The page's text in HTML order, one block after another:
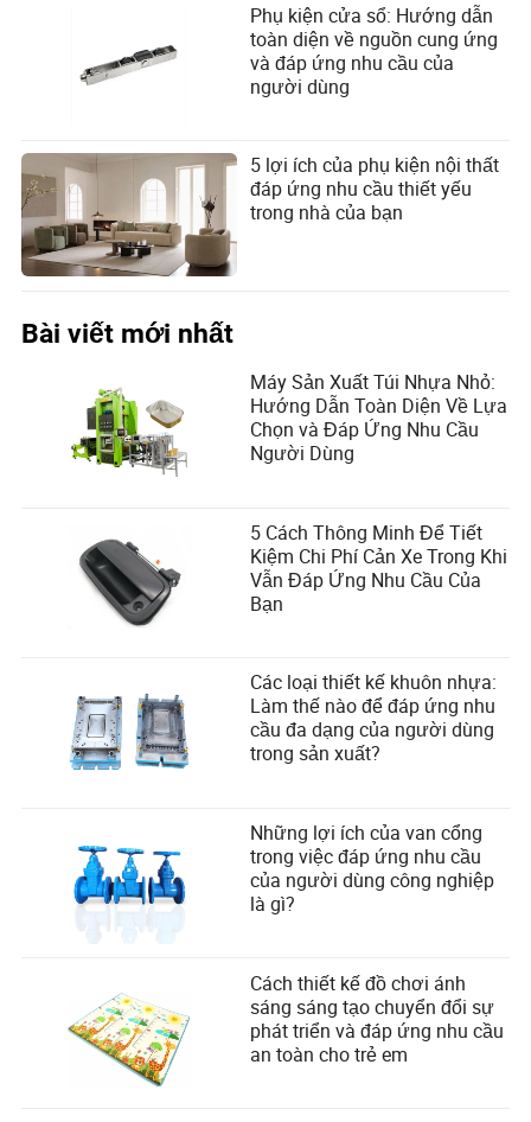
Phụ kiện cửa sổ: Hướng dẫn
toàn diện về nguồn cung ứng
và đáp ứng nhu cầu của
người dùng
5 lợi ích của phụ kiện nội thất
đáp ứng nhu cầu thiết yếu
trong nhà của bạn
Bài viết mới nhất
Máy Sản Xuất Túi Nhựa Nhỏ:
Hướng Dẫn Toàn Diện Về Lựa
Chọn và Đáp Ứng Nhu Cầu
Người Dùng
5 Cách Thông Minh Để Tiết
Kiệm Chi Phí Cản Xe Trong Khi
Vẫn Đáp Ứng Nhu Cầu Của
Bạn
Các loại thiết kế khuôn nhựa:
Làm thế nào để đáp ứng nhu
cầu đa dạng của người dùng
trong sản xuất?
Những lợi ích của van cổng
trong việc đáp ứng nhu cầu
của người dùng công nghiệp
là gì?
Cách thiết kế đồ chơi ánh
sáng sáng tạo chuyển đổi sự
phát triển và đáp ứng nhu cầu
an toàn cho trẻ em